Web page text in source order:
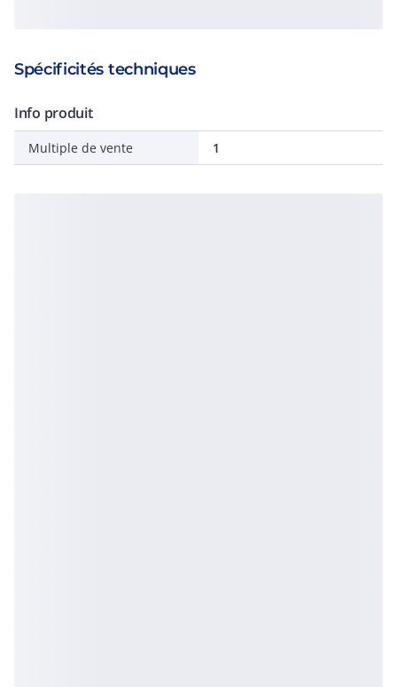
Spécificités techniques
Info produit
Multiple de vente 1